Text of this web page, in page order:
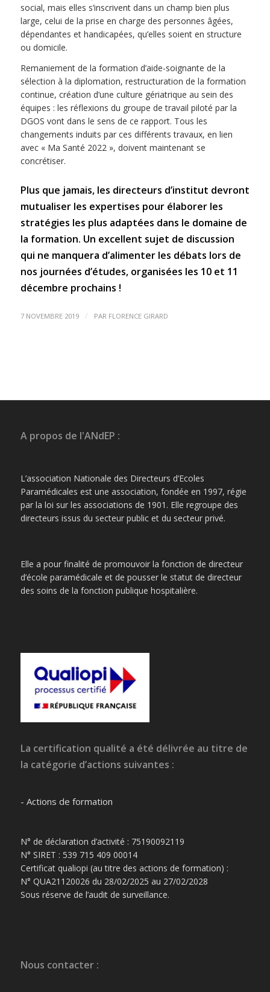
social, mais elles s’inscrivent dans un champ bien plus
large, celui de la prise en charge des personnes âgées,
dépendantes et handicapées, qu’elles soient en structure
ou domicile.
Remaniement de la formation d’aide-soignante de la
sélection à la diplomation, restructuration de la formation
continue, création d’une culture gériatrique au sein des
équipes : les réflexions du groupe de travail piloté par la
DGOS vont dans le sens de ce rapport. Tous les
changements induits par ces différents travaux, en lien
avec « Ma Santé 2022 », doivent maintenant se
concrétiser.
Plus que jamais, les directeurs d’institut devront
mutualiser les expertises pour élaborer les
stratégies les plus adaptées dans le domaine de
la formation. Un excellent sujet de discussion
qui ne manquera d’alimenter les débats lors de
nos journées d’études, organisées les 10 et 11
décembre prochains !
7 NOVEMBRE 2019 / PAR FLORENCE GIRARD
A propos de l'ANdEP :
L’association Nationale des Directeurs d’Ecoles
Paramédicales est une association, fondée en 1997, régie
par la loi sur les associations de 1901. Elle regroupe des
directeurs issus du secteur public et du secteur privé.
Elle a pour finalité de promouvoir la fonction de directeur
d’école paramédicale et de pousser le statut de directeur
des soins de la fonction publique hospitalière.
La certification qualité a été délivrée au titre de
la catégorie d’actions suivantes :
- Actions de formation
N° de déclaration d’activité : 75190092119
N° SIRET : 539 715 409 00014
Certificat qualiopi (au titre des actions de formation) :
N° QUA21120026 du 28/02/2025 au 27/02/2028
Sous réserve de l’audit de surveillance.
Nous contacter :